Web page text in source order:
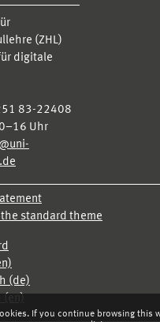
If you continue browsing this
(ZHL)
digitale
83-22408
Uhr
standard theme
‎(de)‎